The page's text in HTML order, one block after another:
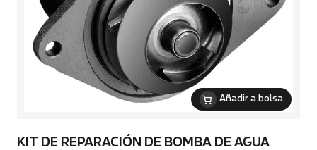
Añadir a bolsa
KIT DE REPARACIÓN DE BOMBA DE AGUA